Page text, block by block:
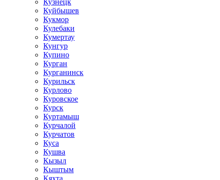
Кузнецк
Куйбышев
Кукмор
Кулебаки
Кумертау
Кунгур
Купино
Курган
Курганинск
Курильск
Курлово
Куровское
Курск
Куртамыш
Курчалой
Курчатов
Куса
Кушва
Кызыл
Кыштым
Кяхта